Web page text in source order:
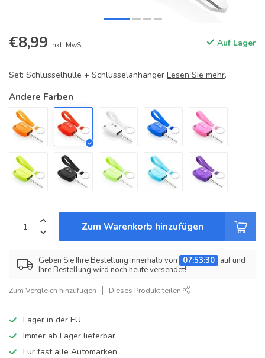
€8,99 Inkl. MwSt. Auf Lager
Set: Schlüsselhülle + Schlüsselanhänger Lesen Sie mehr.
Andere Farben
Zum Warenkorb hinzufügen
Geben Sie Ihre Bestellung innerhalb von 07:53:30 auf und
Ihre Bestellung wird noch heute versendet!
Zum Vergleich hinzufügen Dieses Produkt teilen
Lager in der EU
Immer ab Lager lieferbar
Für fast alle Automarken